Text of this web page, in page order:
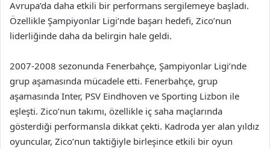
Avrupa’da daha etkili bir performans sergilemeye başladı.
Özellikle Şampiyonlar Ligi’nde başarı hedefi, Zico’nun
liderliğinde daha da belirgin hale geldi.
2007-2008 sezonunda Fenerbahçe, Şampiyonlar Ligi’nde
grup aşamasında mücadele etti. Fenerbahçe, grup
aşamasında Inter, PSV Eindhoven ve Sporting Lizbon ile
eşleşti. Zico’nun takımı, özellikle iç saha maçlarında
gösterdiği performansla dikkat çekti. Kadroda yer alan yıldız
oyuncular, Zico’nun taktiğiyle birleşince etkili bir oyun